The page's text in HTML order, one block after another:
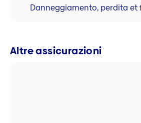
Danneggiamento, perdita et
Altre assicurazioni